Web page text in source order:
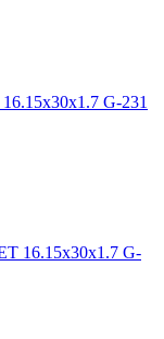
G-231
16.15х30x1.7 G-